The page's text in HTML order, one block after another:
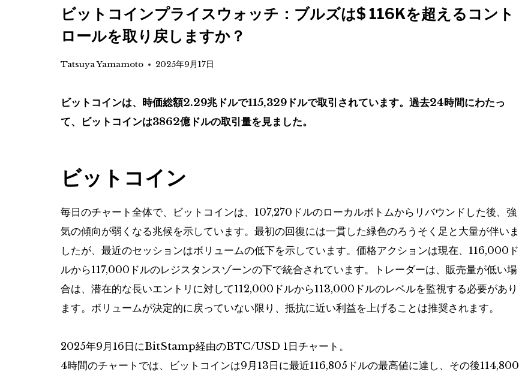
ビットコインプライスウォッチ：ブルズは$ 116Kを超えるコント
ロールを取り戻しますか？
Tatsuya Yamamoto 2025年9月17日
ビットコインは、時価総額2.29兆ドルで115,329ドルで取引されています。過去24時間にわたっ
て、ビットコインは3862億ドルの取引量を見ました。
ビットコイン
毎日のチャート全体で、ビットコインは、107,270ドルのローカルボトムからリバウンドした後、強
気の傾向が弱くなる兆候を示しています。最初の回復には一貫した緑色のろうそく足と大量が伴いま
したが、最近のセッションはボリュームの低下を示しています。価格アクションは現在、116,000ド
ルから117,000ドルのレジスタンスゾーンの下で統合されています。トレーダーは、販売量が低い場
合は、潜在的な長いエントリに対して112,000ドルから113,000ドルのレベルを監視する必要があり
ます。ボリュームが決定的に戻っていない限り、抵抗に近い利益を上げることは推奨されます。
2025年9月16日にBitStamp経由のBTC/USD 1日チャート。
4時間のチャートでは、ビットコインは9月13日に最近116,805ドルの最高値に達し、その後114,800